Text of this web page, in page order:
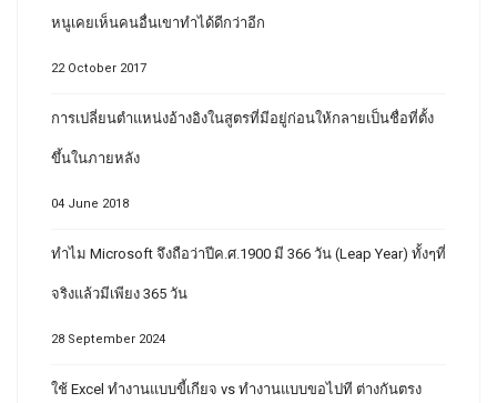
หนูเคยเห็นคนอื่นเขาทำได้ดีกว่าอีก
22 October 2017
การเปลี่ยนตำแหน่งอ้างอิงในสูตรที่มีอยู่ก่อนให้กลายเป็นชื่อที่ตั้ง
ขึ้นในภายหลัง
04 June 2018
ทำไม Microsoft จึงถือว่าปีค.ศ.1900 มี 366 วัน (Leap Year) ทั้งๆที่
จริงแล้วมีเพียง 365 วัน
28 September 2024
ใช้ Excel ทำงานแบบขี้เกียจ vs ทำงานแบบขอไปที ต่างกันตรง